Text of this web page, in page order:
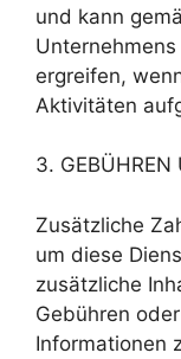
und kann
ergreifen,
Aktivitäten
3. GEBÜHREN
Zusätzliche
um diese
zusätzliche
Gebühren
Informationen